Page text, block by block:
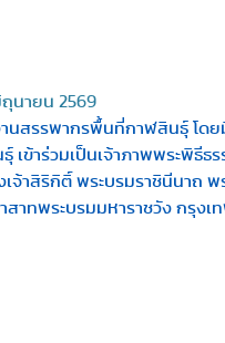
ถุนายน 2569
นสรรพากรพื้นที่กาฬสินธุ์ โด
เข้าร่วมเป็นเจ้าภาพพระพิธี
เจ้าสิริกิติ์ พระบรมราชินีนาถ
สาทพระบรมมหาราชวัง กรุงเ